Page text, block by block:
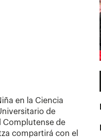
en la Ciencia
de
Complutense de
compartirá con el